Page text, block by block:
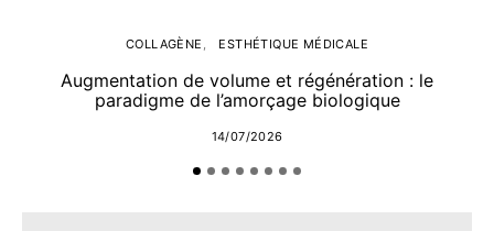
COLLAGÈNE ESTHÉTIQUE MÉDICALE
Augmentation de volume et régénération : le
paradigme de l’amorçage biologique
14/07/2026